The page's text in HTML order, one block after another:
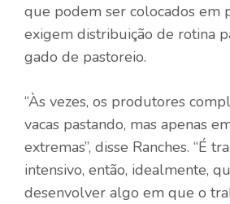
que podem ser colocados em
exigem distribuição de rotina
gado de pastoreio.
“Às vezes, os produtores
vacas pastando, mas apenas
extremas”, disse Ranches. “É
intensivo, então, idealmente,
desenvolver algo em que o